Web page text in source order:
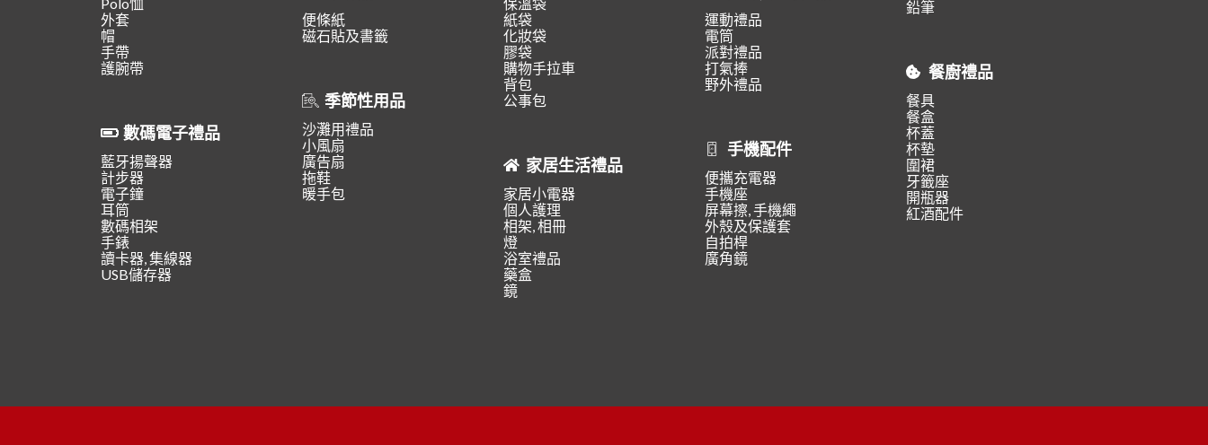
Polo恤
外套
帽
手帶
護腕帶
數碼電子禮品
藍牙揚聲器
計步器
電子鐘
耳筒
數碼相架
手錶
讀卡器, 集線器
USB儲存器
便條紙
磁石貼及書籤
季節性用品
沙灘用禮品
小風扇
廣告扇
拖鞋
暖手包
保溫袋
紙袋
化妝袋
膠袋
購物手拉車
背包
公事包
家居生活禮品
家居小電器
個人護理
相架, 相冊
燈
浴室禮品
藥盒
鏡
運動禮品
電筒
派對禮品
打氣捧
野外禮品
手機配件
便攜充電器
手機座
屏幕擦, 手機繩
外殼及保護套
自拍桿
廣角鏡
鉛筆
餐廚禮品
餐具
餐盒
杯蓋
杯墊
圍裙
牙籤座
開瓶器
紅酒配件